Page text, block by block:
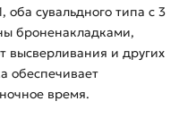
оба сувальдного типа с 3
броненакладками,
и других
обеспечивает
время.